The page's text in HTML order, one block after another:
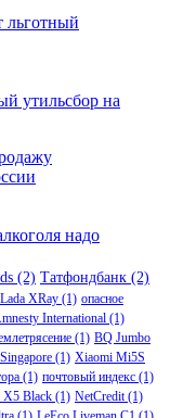
утильсбор на
надо
(2) Татфондбанк (2)
Lada XRay (1) опасное
International (1)
(1) BQ Jumbo
(1) Xiaomi Mi5S
(1) почтовый индекс (1)
X5 Black (1) NetCredit(1)